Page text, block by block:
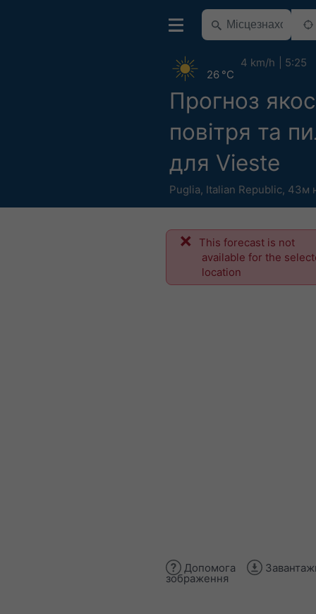
Прогноз
повітря та
для Vieste
Puglia, Italian Republic, 43м
26 °C
4 km/h 5:25
This forecast is not
available for the
location
Допомога
зображення